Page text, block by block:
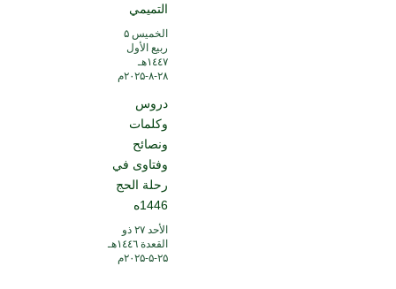
التميمي
الخميس ۵
ربيع الأول
۱٤٤۷هـ
۲۸-۸-۲۰۲۵م
دروس
وكلمات
ونصائح
وفتاوى في
رحلة الحج
1446ه
الأحد ۲۷ ذو
القعدة ۱٤٤٦هـ
۲۵-۵-۲۰۲۵م